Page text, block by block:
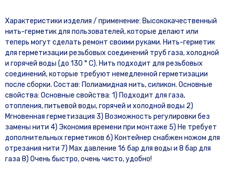
Характеристики изделия / применение: Высококачественный
нить-герметик для пользователей, которые делают или
теперь могут сделать ремонт своими руками. Нить-герметик
для герметизации резьбовых соединений труб газа, холодной
и горячей воды (до 130 ° C). Нить подходит для резьбовых
соединений, которые требуют немедленной герметизации
после сборки. Состав: Полиамидная нить, силикон. Основные
свойства: Основные свойства: 1) Подходит для газа,
отопления, питьевой воды, горячей и холодной воды 2)
Мгновенная герметизация 3) Возможность регулировки без
замены нити 4) Экономия времени при монтаже 5) Не требует
дополнительных герметиков 6) Контейнер снабжен ножом для
отрезания нити 7) Мах давление 16 бар для воды и 8 бар для
газа 8) Очень быстро, очень чисто, удобно!